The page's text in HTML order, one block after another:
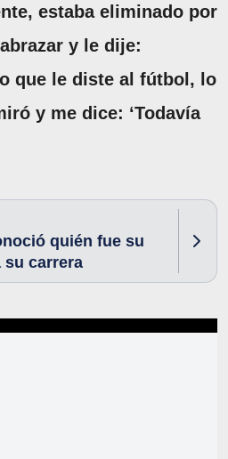
estaba eliminado por
y le dije:
que le diste al fútbol, lo
y me dice: ‘Todavía
quién fue su
su carrera